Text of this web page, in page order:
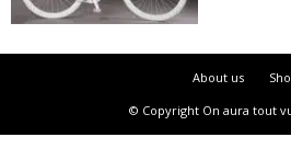
About us
© Copyright On aura tout